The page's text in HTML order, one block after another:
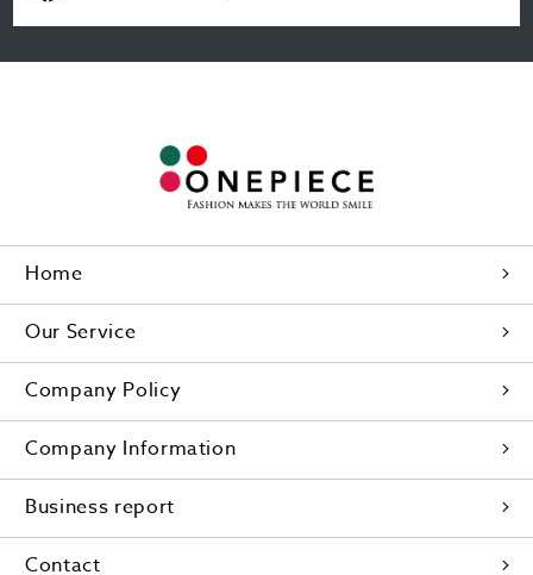
Home
Our Service
Company Policy
Company Information
Business report
Contact